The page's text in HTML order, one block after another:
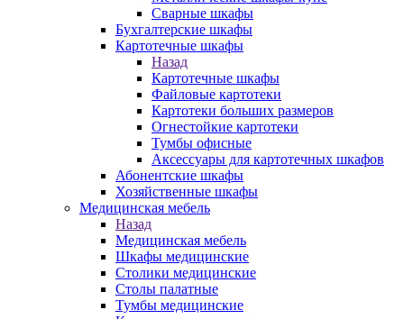
Сварные шкафы
Бухгалтерские шкафы
Картотечные шкафы
Назад
Картотечные шкафы
Файловые картотеки
Картотеки больших размеров
Огнестойкие картотеки
Тумбы офисные
Аксессуары для картотечных шкафов
Абонентские шкафы
Хозяйственные шкафы
Медицинская мебель
Назад
Медицинская мебель
Шкафы медицинские
Столики медицинские
Столы палатные
Тумбы медицинские